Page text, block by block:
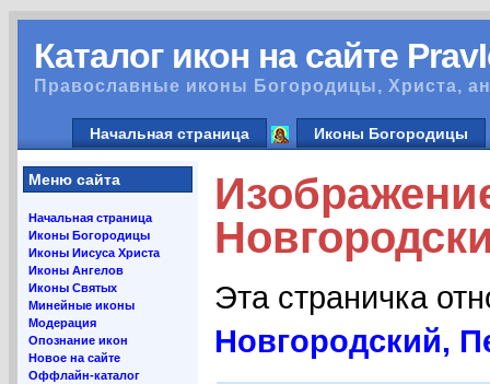
Каталог икон на сайте
Православные иконы Богородицы, Христа,
Начальная страница Иконы Богородицы
Меню сайта
Начальная страница
Иконы Богородицы
Иконы Иисуса Христа
Иконы Ангелов
Иконы Святых
Минейные иконы
Модерация
Опознание икон
Новое на сайте
Оффлайн-каталог
Эта страничка
Новгородский,